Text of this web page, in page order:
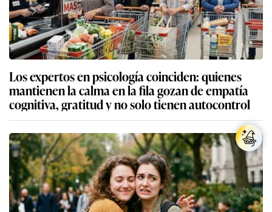
Los expertos en psicología coinciden: quienes
mantienen la calma en la fila gozan de empatía
cognitiva, gratitud y no solo tienen autocontrol